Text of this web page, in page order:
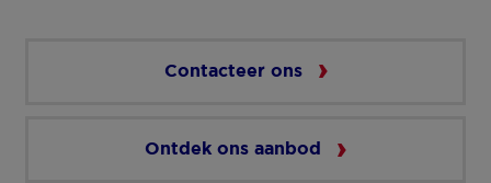
Contacteer ons
Ontdek ons aanbod